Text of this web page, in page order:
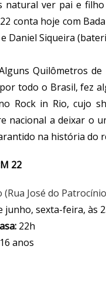
natural ver pai e
conta hoje com
Daniel Siqueira
Quilômetros
todo o Brasil, fez
Rock in Rio, cujo
nacional a deixar o
na história do
22
(Rua José do
junho, sexta-feira, às
22h
16 anos